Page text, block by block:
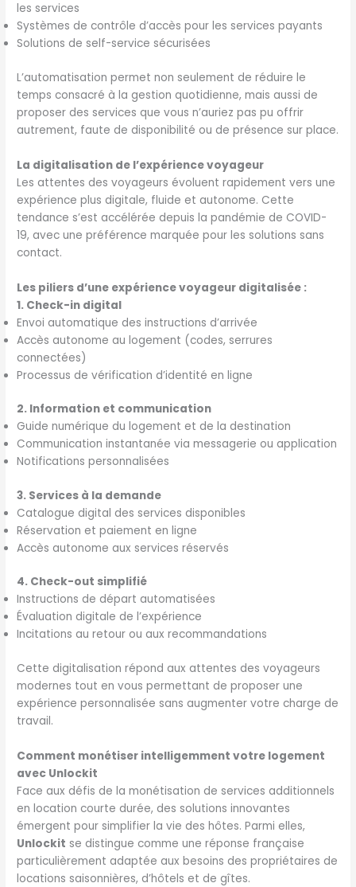
les services
Systèmes de contrôle d’accès pour les services payants
Solutions de self-service sécurisées
L’automatisation permet non seulement de réduire le
temps consacré à la gestion quotidienne, mais aussi de
proposer des services que vous n’auriez pas pu offrir
autrement, faute de disponibilité ou de présence sur place.
La digitalisation de l’expérience voyageur
Les attentes des voyageurs évoluent rapidement vers une
expérience plus digitale, fluide et autonome. Cette
tendance s’est accélérée depuis la pandémie de COVID-
19, avec une préférence marquée pour les solutions sans
contact.
Les piliers d’une expérience voyageur digitalisée :
1. Check-in digital
Envoi automatique des instructions d’arrivée
Accès autonome au logement (codes, serrures
connectées)
Processus de vérification d’identité en ligne
2. Information et communication
Guide numérique du logement et de la destination
Communication instantanée via messagerie ou application
Notifications personnalisées
3. Services à la demande
Catalogue digital des services disponibles
Réservation et paiement en ligne
Accès autonome aux services réservés
4. Check-out simplifié
Instructions de départ automatisées
Évaluation digitale de l’expérience
Incitations au retour ou aux recommandations
Cette digitalisation répond aux attentes des voyageurs
modernes tout en vous permettant de proposer une
expérience personnalisée sans augmenter votre charge de
travail.
Comment monétiser intelligemment votre logement
avec Unlockit
Face aux défis de la monétisation de services additionnels
en location courte durée, des solutions innovantes
émergent pour simplifier la vie des hôtes. Parmi elles,
Unlockit se distingue comme une réponse française
particulièrement adaptée aux besoins des propriétaires de
locations saisonnières, d’hôtels et de gîtes.